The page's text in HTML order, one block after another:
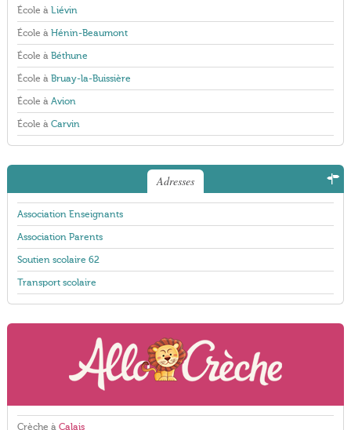
École à Liévin
École à Hénin-Beaumont
École à Béthune
École à Bruay-la-Buissière
École à Avion
École à Carvin
Adresses
Association Enseignants
Association Parents
Soutien scolaire 62
Transport scolaire
Crèche à Calais